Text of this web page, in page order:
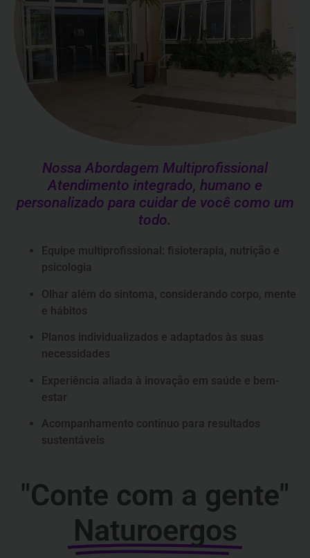
Nossa Abordagem Multiprofissional
Atendimento integrado, humano e
personalizado para cuidar de você como um
todo.
Equipe multiprofissional: fisioterapia, nutrição e
psicologia
Olhar além do sintoma, considerando corpo, mente
e hábitos
Planos individualizados e adaptados às suas
necessidades
Experiência aliada à inovação em saúde e bem-
estar
Acompanhamento contínuo para resultados
sustentáveis
"Conte com a gente"
Naturoergos